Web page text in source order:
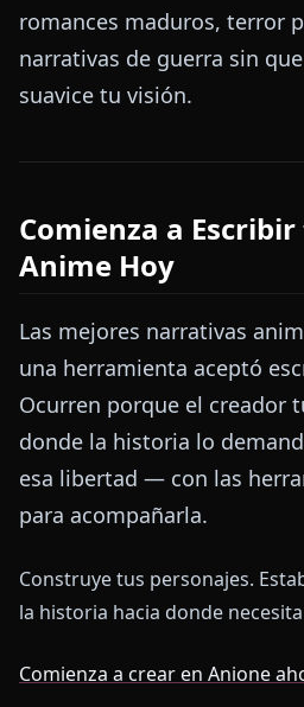
romances maduros, terror
narrativas de guerra sin
suavice tu visión.
Comienza a
Anime Hoy
Las mejores narrativas
una herramienta aceptó
Ocurren porque el creador
donde la historia lo
esa libertad — con las
para acompañarla.
Construye tus personajes.
la historia hacia donde necesita
Comienza a crear en Anione